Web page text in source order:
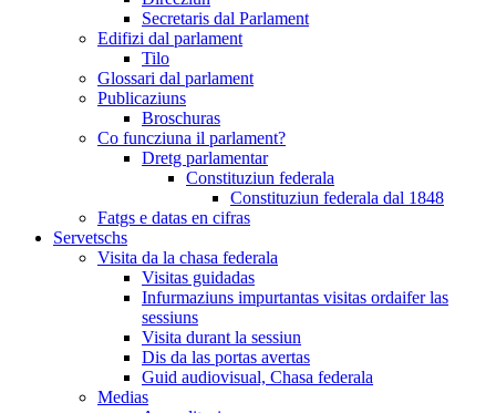
Secretaris dal Parlament
Edifizi dal parlament
Tilo
Glossari dal parlament
Publicaziuns
Broschuras
Co funcziuna il parlament?
Dretg parlamentar
Constituziun federala
Constituziun federala dal 1848
Fatgs e datas en cifras
Servetschs
Visita da la chasa federala
Visitas guidadas
Infurmaziuns impurtantas visitas ordaifer las
sessiuns
Visita durant la sessiun
Dis da las portas avertas
Guid audiovisual, Chasa federala
Medias